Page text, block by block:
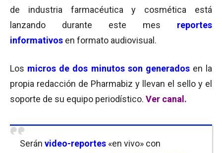
de industria farmacéutica y cosmética está
lanzando durante este mes reportes
informativos en formato audiovisual.
Los micros de dos minutos son generados en la
propia redacción de Pharmabiz y llevan el sello y el
soporte de su equipo periodístico. Ver canal.
Serán video-reportes «en vivo» con